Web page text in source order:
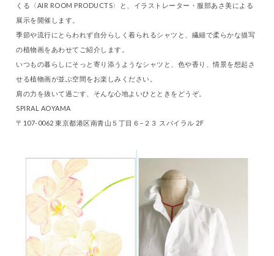
くる〈AIR ROOM PRODUCTS〉と、イラストレーター・服部あさ美による
展示を開催します。
季節や流行にとらわれず自分らしく着られるシャツと、繊細で柔らかな描写
の植物画をあわせてご紹介します。
いつもの暮らしにそっと寄り添うようなシャツと、色や香り、情景を想起さ
せる植物画が並ぶ空間をお楽しみください。
肩の力を抜いて過ごす、そんな心地よいひとときをどうぞ。
SPIRAL AOYAMA
〒107-0062 東京都港区南青山５丁目６−２３ スパイラル 2F